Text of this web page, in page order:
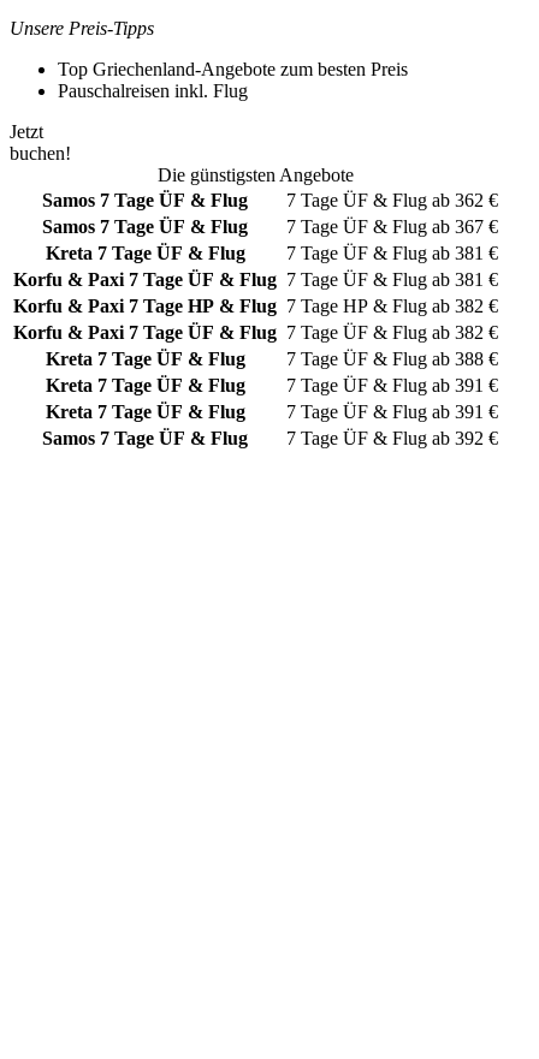
Unsere Preis-Tipps
Top Griechenland-Angebote zum besten Preis
Pauschalreisen inkl. Flug
Jetzt
buchen!
Die günstigsten Angebote
Samos 7 Tage ÜF & Flug 7 Tage ÜF & Flug ab 362 €
Samos 7 Tage ÜF & Flug 7 Tage ÜF & Flug ab 367 €
Kreta 7 Tage ÜF & Flug 7 Tage ÜF & Flug ab 381 €
Korfu & Paxi 7 Tage ÜF & Flug 7 Tage ÜF & Flug ab 381 €
Korfu & Paxi 7 Tage HP & Flug 7 Tage HP & Flug ab 382 €
Korfu & Paxi 7 Tage ÜF & Flug 7 Tage ÜF & Flug ab 382 €
Kreta 7 Tage ÜF & Flug 7 Tage ÜF & Flug ab 388 €
Kreta 7 Tage ÜF & Flug 7 Tage ÜF & Flug ab 391 €
Kreta 7 Tage ÜF & Flug 7 Tage ÜF & Flug ab 391 €
Samos 7 Tage ÜF & Flug 7 Tage ÜF & Flug ab 392 €